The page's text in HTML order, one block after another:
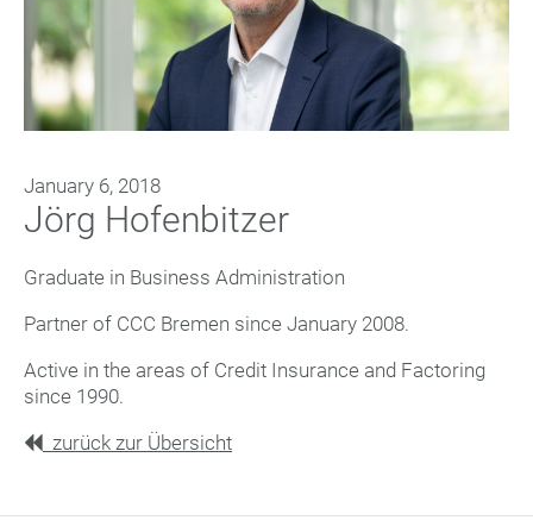
January 6, 2018
Jörg Hofenbitzer
Graduate in Business Administration
Partner of CCC Bremen since January 2008.
Active in the areas of Credit Insurance and Factoring
since 1990.
zurück zur Übersicht